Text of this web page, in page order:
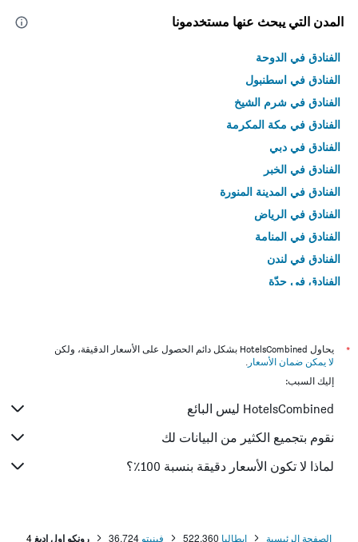
المدن التي يبحث عنها مستخدمونا
الفنادق في الدوحة
الفنادق في اسطنبول
الفنادق في شرم الشيخ
الفنادق في مكة المكرمة
الفنادق في دبي
الفنادق في الخبر
الفنادق في المدينة المنورة
الفنادق في الرياض
الفنادق في المنامة
الفنادق في لندن
الفنادق في جدّة
*
يحاول HotelsCombined بشكل دائم الحصول على الأسعار الدقيقة، ولكن
لا يمكن ضمان الأسعار .
إليك السبب:
HotelsCombined ليس البائع
نقوم بتجميع الكثير من البيانات لك
لماذا لا تكون الأسعار دقيقة بنسبة 100٪؟
الصفحة الرئيسية إيطاليا 522,360 فينيتو 36,724 رونكو اول اديغ4